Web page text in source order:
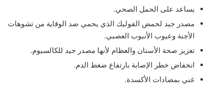
يساعد على الحمل الصحي.
مصدر جيد لحمض الفوليك الذي يحمي ضد الوقاية من تشوهات
الأجنة وعيوب الأنبوب العصبي.
تعزيز صحة الأسنان والعظام لأنها مصدر جيد للكالسيوم.
انخفاض خطر الإصابة بارتفاع ضغط الدم.
غني بمضادات الأكسدة.